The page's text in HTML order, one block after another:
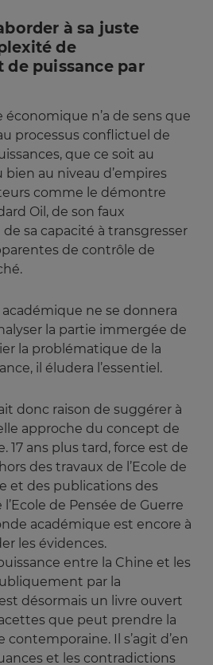
à sa juste
de
de puissance par
économique n’a de sens que
processus conflictuel de
que ce soit au
bien au niveau d’empires
comme le démontre
Oil, de son faux
sa capacité à transgresser
de contrôle de
ne se donnera
la partie immergée de
la problématique de la
il éludera l’essentiel.
donc raison de suggérer à
approche du concept de
17 ans plus tard, force est de
des travaux de l’Ecole de
et des publications des
de Pensée de Guerre
académique est encore à
les évidences.
entre la Chine et les
par la
désormais un livre ouvert
que peut prendre la
Il s’agit d’en
et les contradictions